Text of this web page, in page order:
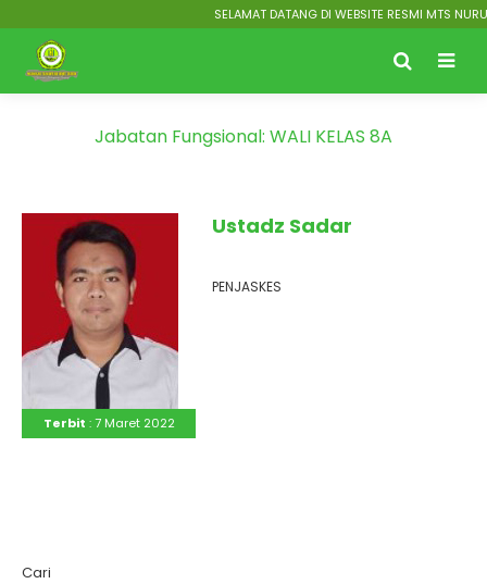
SELAMAT DATANG DI WEBSITE RESMI MTS NURUT
Jabatan Fungsional: WALI KELAS 8A
Terbit : 7 Maret 2022
Ustadz Sadar
PENJASKES
Cari